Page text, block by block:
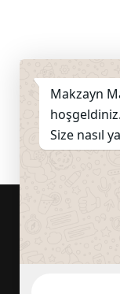
Makzayn
hoşgeldiniz.
Size nasıl